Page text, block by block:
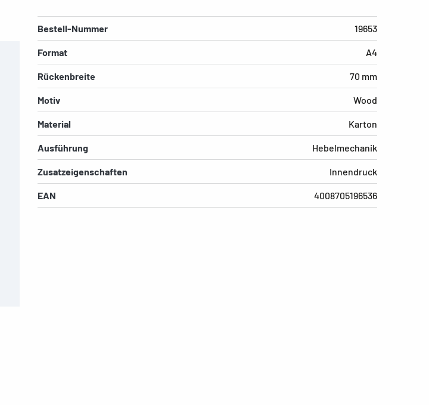
Bestell-Nummer 19653
Format A4
Rückenbreite 70 mm
Motiv Wood
Material Karton
Ausführung Hebelmechanik
Zusatzeigenschaften Innendruck
EAN 4008705196536